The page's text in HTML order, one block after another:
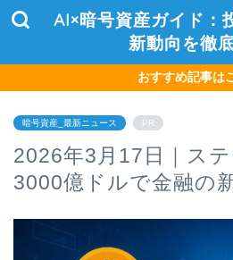
AI×暗号資産ガイド：
新動向を徹
おすすめ記事は
暗号資産_最新ニュース PR
2026年3月17日｜ス
3000億ドルで金融の